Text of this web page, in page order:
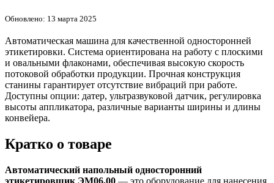
Обновлено: 13 марта 2025
Автоматическая машина для качественной односторонней
этикетировки. Система ориентирована на работу с плоскими
и овальными флаконами, обеспечивая высокую скорость
потоковой обработки продукции. Прочная конструкция
станины гарантирует отсутствие вибраций при работе.
Доступны опции: датер, ультразвуковой датчик, регулировка
высоты аппликатора, различные варианты ширины и длины
конвейера.
Кратко о товаре
Автоматический напольный односторонний
этикетировщик ЭМ06.00 — это оборудование для нанесения